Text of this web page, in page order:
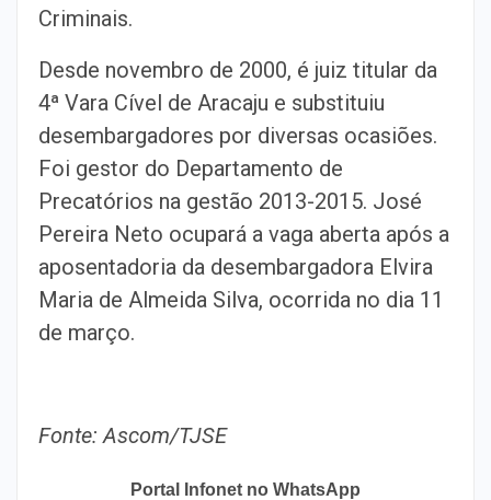
Criminais.
Desde novembro de 2000, é juiz titular da
4ª Vara Cível de Aracaju e substituiu
desembargadores por diversas ocasiões.
Foi gestor do Departamento de
Precatórios na gestão 2013-2015. José
Pereira Neto ocupará a vaga aberta após a
aposentadoria da desembargadora Elvira
Maria de Almeida Silva, ocorrida no dia 11
de março.
Fonte: Ascom/TJSE
Portal Infonet no WhatsApp